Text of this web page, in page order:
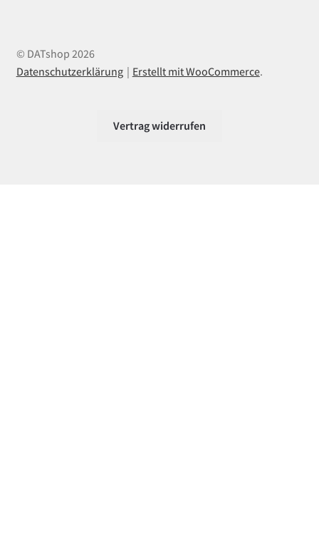
© DATshop 2026
Datenschutzerklärung
Erstellt mit WooCommerce.
Vertrag widerrufen